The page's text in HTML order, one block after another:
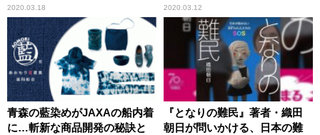
2020.03.18 2020.03.12
青森の藍染めがJAXAの船内着
に…斬新な商品開発の秘訣と
『となりの難民』著者・織田
朝日が問いかける、日本の難